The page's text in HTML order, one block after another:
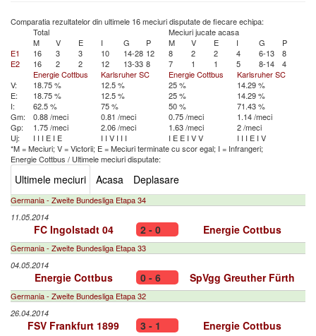
Comparatia rezultatelor din ultimele 16 meciuri disputate de fiecare echipa:
Total
Meciuri jucate acasa
M
V E I G P M V E I G
P
E1
16 3 3 10 14-28 12 8 2 2 4 6-13
8
E2
16 2 2 12 13-33 8 7 1 1 5 8-14
4
Energie Cottbus
Karlsruher SC Energie Cottbus
Karlsruher SC
V:
18.75 % 12.5 % 25 %
14.29 %
E:
18.75 % 12.5 % 25 %
14.29 %
I:
62.5 % 75 % 50 %
71.43 %
Gm:
0.88 /meci 0.81 /meci 0.75 /meci
1.14 /meci
Gp:
1.75 /meci 2.06 /meci 1.63 /meci
2 /meci
Uj:
I I I E I E I I V I I I I E E I VV I I I E I V
*M = Meciuri; V = Victorii; E = Meciuri terminate cu scor egal; I = Infrangeri;
Energie Cottbus / Ultimele meciuri disputate:
Ultimele meciuri Acasa Deplasare
Germania - Zweite Bundesliga Etapa 34
11.05.2014
FC Ingolstadt 04 2 - 0 Energie Cottbus
Germania - Zweite Bundesliga Etapa 33
04.05.2014
Energie Cottbus 0 - 6 SpVgg Greuther Fürth
Germania - Zweite Bundesliga Etapa 32
26.04.2014
FSV Frankfurt 1899 3 - 1 Energie Cottbus